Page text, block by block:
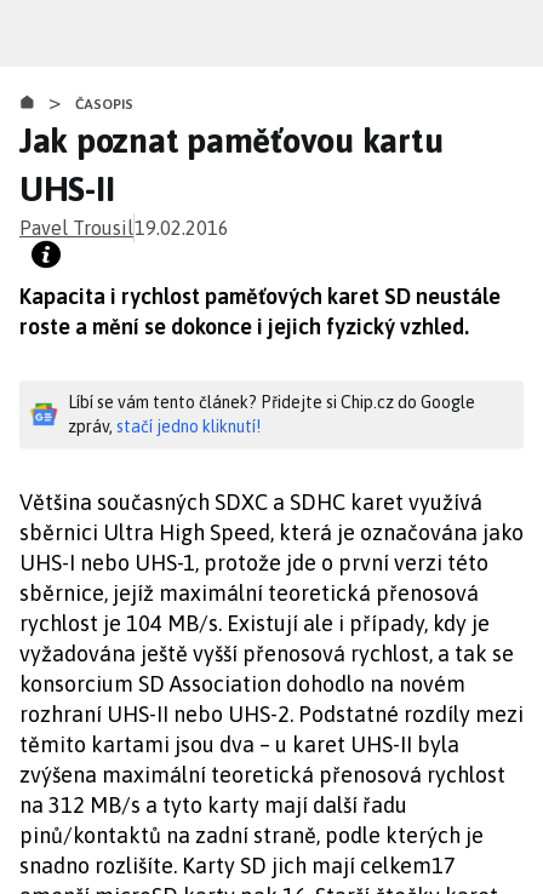
obsahu
> ČASOPIS
Jak poznat paměťovou kartu
UHS-II
Pavel Trousil19.02.2016
Kapacita i rychlost paměťových karet SD neustále
roste a mění se dokonce i jejich fyzický vzhled.
Líbí se vám tento článek? Přidejte si Chip.cz do Google
zpráv, stačí jedno kliknutí!
Většina současných SDXC a SDHC karet využívá
sběrnici Ultra High Speed, která je označována jako
UHS-I nebo UHS-1, protože jde o první verzi této
sběrnice, jejíž maximální teoretická přenosová
rychlost je 104 MB/s. Existují ale i případy, kdy je
vyžadována ještě vyšší přenosová rychlost, a tak se
konsorcium SD Association dohodlo na novém
rozhraní UHS-II nebo UHS-2. Podstatné rozdíly mezi
těmito kartami jsou dva – u karet UHS-II byla
zvýšena maximální teoretická přenosová rychlost
na 312 MB/s a tyto karty mají další řadu
pinů/kontaktů na zadní straně, podle kterých je
snadno rozlišíte. Karty SD jich mají celkem17